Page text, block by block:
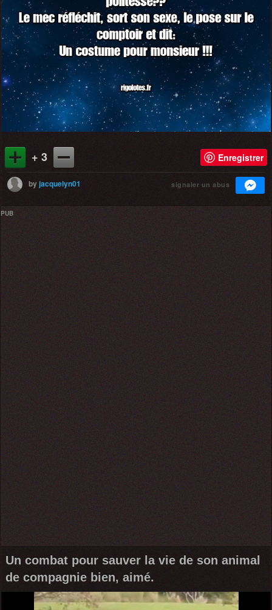
+ 3 Enregistrer
byjacquelyn01 signaler un abus
PUB
Un combat pour sauver la vie de son animal
de compagnie bien, aimé.